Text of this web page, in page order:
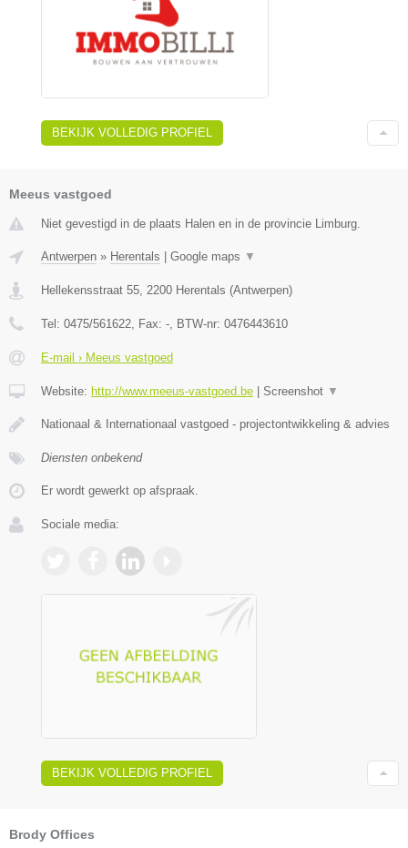
BEKIJK VOLLEDIG PROFIEL
Meeus vastgoed
Niet gevestigd in de plaats Halen en in de provincie Limburg.
Antwerpen » Herentals Google maps ▼
Hellekensstraat 55, 2200 Herentals (Antwerpen)
Tel: 0475/561622, Fax: -, BTW-nr: 0476443610
E-mail › Meeus vastgoed
Website: http://www.meeus-vastgoed.be Screenshot ▼
Nationaal & Internationaal vastgoed - projectontwikkeling & advies
Diensten onbekend
Er wordt gewerkt op afspraak.
Sociale media:
BEKIJK VOLLEDIG PROFIEL
Brody Offices